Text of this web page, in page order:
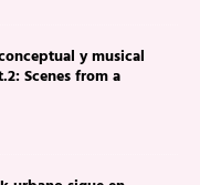
y musical
Scenes from a